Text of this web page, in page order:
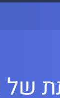
של